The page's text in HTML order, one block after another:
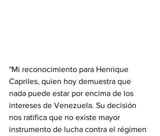
"Mi reconocimiento para Henrique
Capriles, quien hoy demuestra que
nada puede estar por encima de los
intereses de Venezuela. Su decisión
nos ratifica que no existe mayor
instrumento de lucha contra el régimen